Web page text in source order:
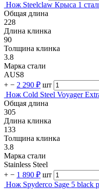
Нож Steelclaw Крыса 1
Общая длина
228
Длина клинка
90
Толщина клинка
3.8
Марка стали
AUS8
+ − 2 290 ₽ шт
Нож Cold Steel Voyager
Общая длина
305
Длина клинка
133
Толщина клинка
3.8
Марка стали
Stainless Steel
+ − 1 890 ₽ шт
Нож Spyderco Sage 5 black